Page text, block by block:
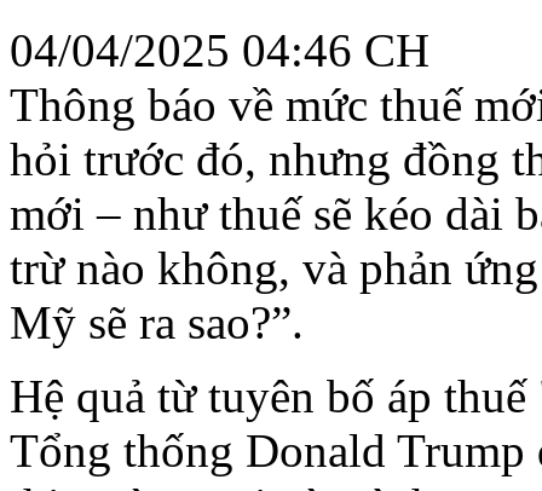
04/04/2025 04:46 CH
Thông báo về mức thuế
hỏi trước đó, nhưng đồng
mới – như thuế sẽ kéo dài
trừ nào không, và phản
Mỹ sẽ ra sao?”.
Hệ quả từ tuyên bố áp
Tổng thống Donald Trump